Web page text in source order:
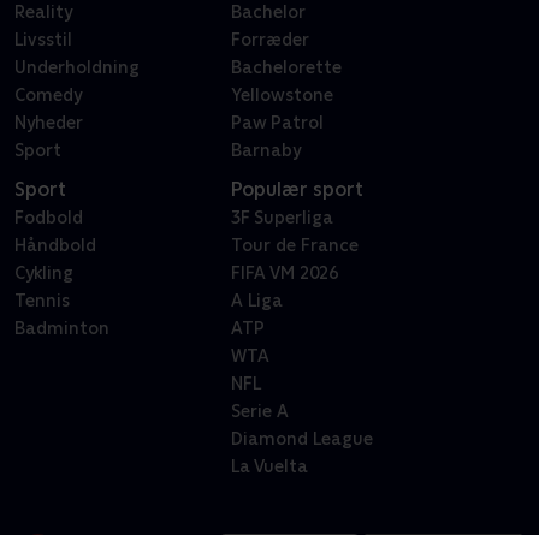
Reality
Livsstil
Underholdning
Comedy
Nyheder
Sport
Bachelor
Forræder
Bachelorette
Yellowstone
Paw Patrol
Barnaby
Sport
Fodbold
Håndbold
Cykling
Tennis
Badminton
Populær sport
3F Superliga
Tour de France
FIFA VM 2026
A Liga
ATP
WTA
NFL
Serie A
Diamond League
La Vuelta